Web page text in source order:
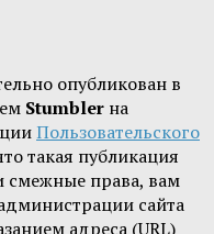
опубликован в
Stumbler на
Пользовательского
такая публикация
смежные права, вам
сайта
адреса (URL)